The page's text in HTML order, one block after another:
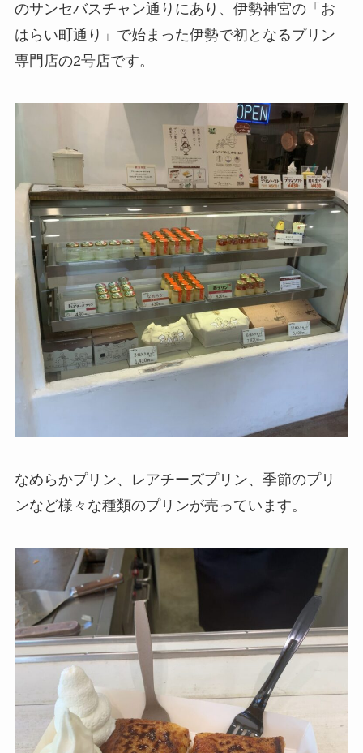
のサンセバスチャン通りにあり、伊勢神宮の「お
はらい町通り」で始まった伊勢で初となるプリン
専門店の2号店です。
なめらかプリン、レアチーズプリン、季節のプリ
ンなど様々な種類のプリンが売っています。